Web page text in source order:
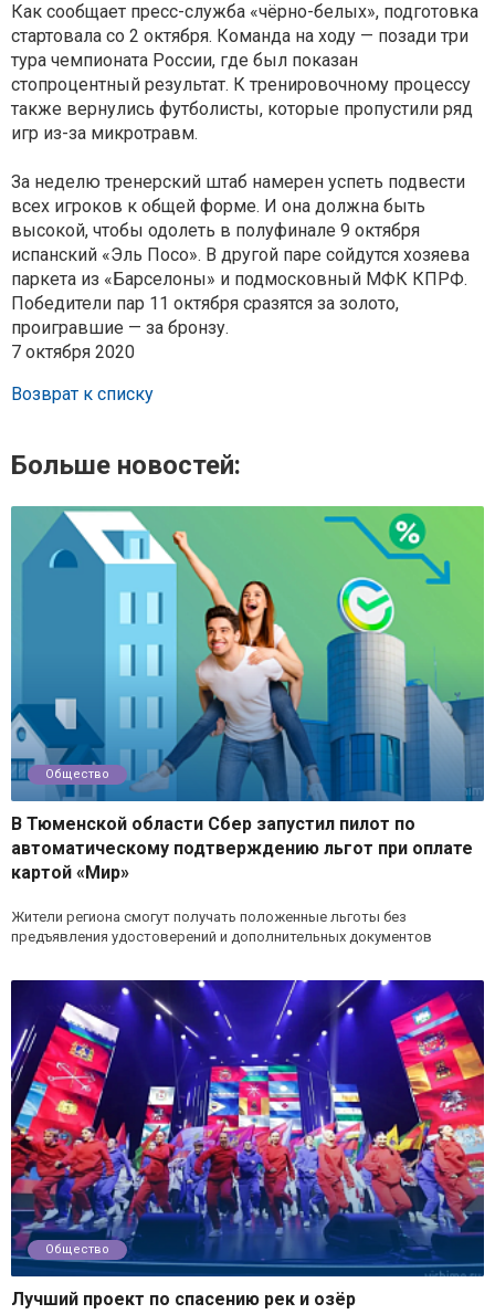
Как сообщает пресс-служба «чёрно-белых», подготовка
стартовала со 2 октября. Команда на ходу — позади три
тура чемпионата России, где был показан
стопроцентный результат. К тренировочному процессу
также вернулись футболисты, которые пропустили ряд
игр из-за микротравм.
За неделю тренерский штаб намерен успеть подвести
всех игроков к общей форме. И она должна быть
высокой, чтобы одолеть в полуфинале 9 октября
испанский «Эль Посо». В другой паре сойдутся хозяева
паркета из «Барселоны» и подмосковный МФК КПРФ.
Победители пар 11 октября сразятся за золото,
проигравшие — за бронзу.
7 октября 2020
Возврат к списку
Больше новостей:
Общество
В Тюменской области Сбер запустил пилот по
автоматическому подтверждению льгот при оплате
картой «Мир»
Жители региона смогут получать положенные льготы без
предъявления удостоверений и дополнительных документов
Общество
Лучший проект по спасению рек и озёр